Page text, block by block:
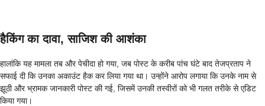
हैकिंग का दावा, साजिश की आशंका
हालांकि यह मामला तब और पेचीदा हो गया, जब पोस्ट के करीब पांच घंटे बाद तेजप्रताप ने
सफाई दी कि उनका अकाउंट हैक कर लिया गया था। उन्होंने आरोप लगाया कि उनके नाम से
झूठी और भ्रामक जानकारी पोस्ट की गई, जिसमें उनकी तस्वीरों को भी गलत तरीके से एडिट
किया गया।